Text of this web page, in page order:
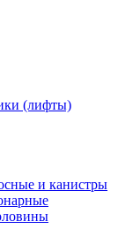
(лифты)
и канистры